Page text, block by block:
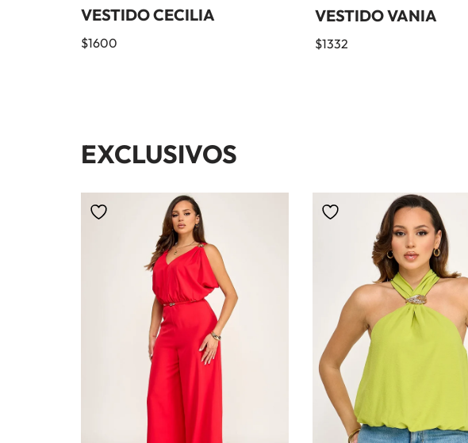
VESTIDO CECILIA
$1600
VESTIDO VANIA
$1332
EXCLUSIVOS